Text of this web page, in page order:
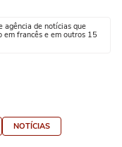
agência de notícias que
em francês e em outros 15
NOTÍCIAS